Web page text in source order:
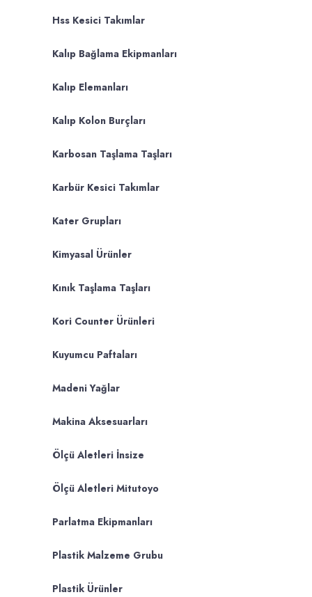
Hss Kesici Takımlar
Kalıp Bağlama Ekipmanları
Kalıp Elemanları
Kalıp Kolon Burçları
Karbosan Taşlama Taşları
Karbür Kesici Takımlar
Kater Grupları
Kimyasal Ürünler
Kınık Taşlama Taşları
Kori Counter Ürünleri
Kuyumcu Paftaları
Madeni Yağlar
Makina Aksesuarları
Ölçü Aletleri İnsize
Ölçü Aletleri Mitutoyo
Parlatma Ekipmanları
Plastik Malzeme Grubu
Plastik Ürünler